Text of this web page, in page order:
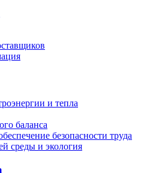
и тепла
баланса
безопасности труда
среды и экология